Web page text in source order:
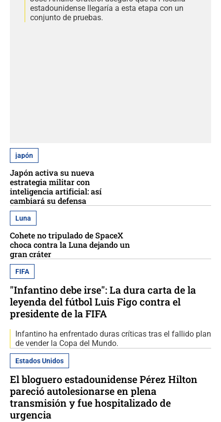
estadounidense llegaría a esta etapa con un
conjunto de pruebas.
japón
Japón activa su nueva
estrategia militar con
inteligencia artificial: así
cambiará su defensa
Luna
Cohete no tripulado de SpaceX
choca contra la Luna dejando un
gran cráter
FIFA
"Infantino debe irse": La dura carta de la
leyenda del fútbol Luis Figo contra el
presidente de la FIFA
Infantino ha enfrentado duras críticas tras el fallido plan
de vender la Copa del Mundo.
Estados Unidos
El bloguero estadounidense Pérez Hilton
pareció autolesionarse en plena
transmisión y fue hospitalizado de
urgencia